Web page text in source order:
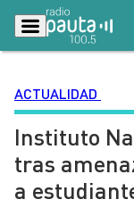
Podcasts
Lo Último
Ciudad
ACTUALIDAD
Instituto
tras
a